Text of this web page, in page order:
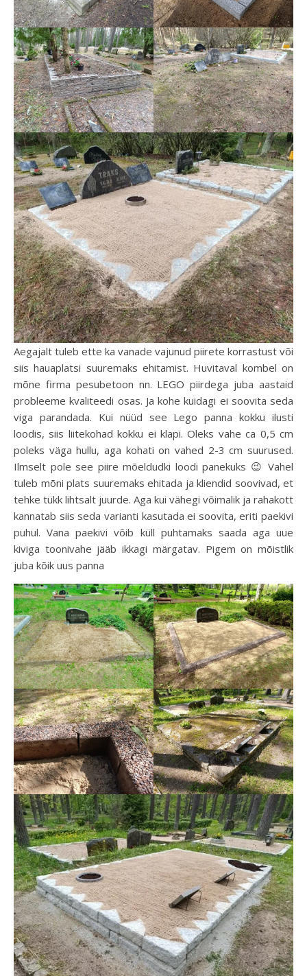
Aegajalt tuleb ette ka vanade vajunud piirete korrastust või
siis hauaplatsi suuremaks ehitamist. Huvitaval kombel on
mõne firma pesubetoon nn. LEGO piirdega juba aastaid
probleeme kvaliteedi osas. Ja kohe kuidagi ei soovita seda
viga parandada. Kui nüüd see Lego panna kokku ilusti
loodis, siis liitekohad kokku ei klapi. Oleks vahe ca 0,5 cm
poleks väga hullu, aga kohati on vahed 2-3 cm suurused.
Ilmselt pole see piire mõeldudki loodi panekuks 😉 Vahel
tuleb mõni plats suuremaks ehitada ja kliendid soovivad, et
tehke tükk lihtsalt juurde. Aga kui vähegi võimalik ja rahakott
kannatab siis seda varianti kasutada ei soovita, eriti paekivi
puhul. Vana paekivi võib küll puhtamaks saada aga uue
kiviga toonivahe jääb ikkagi märgatav. Pigem on mõistlik
juba kõik uus panna